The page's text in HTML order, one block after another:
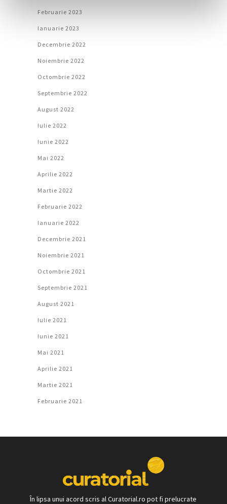
Februarie 2023
Ianuarie 2023
Decembrie 2022
Noiembrie 2022
Octombrie 2022
Septembrie 2022
August 2022
Iulie 2022
Iunie 2022
Mai 2022
Aprilie 2022
Martie 2022
Februarie 2022
Ianuarie 2022
Decembrie 2021
Noiembrie 2021
Octombrie 2021
Septembrie 2021
August 2021
Iulie 2021
Iunie 2021
Mai 2021
Aprilie 2021
Martie 2021
Februarie 2021
În lipsa unui acord scris al Curatorial.ro pot fi prelucrate